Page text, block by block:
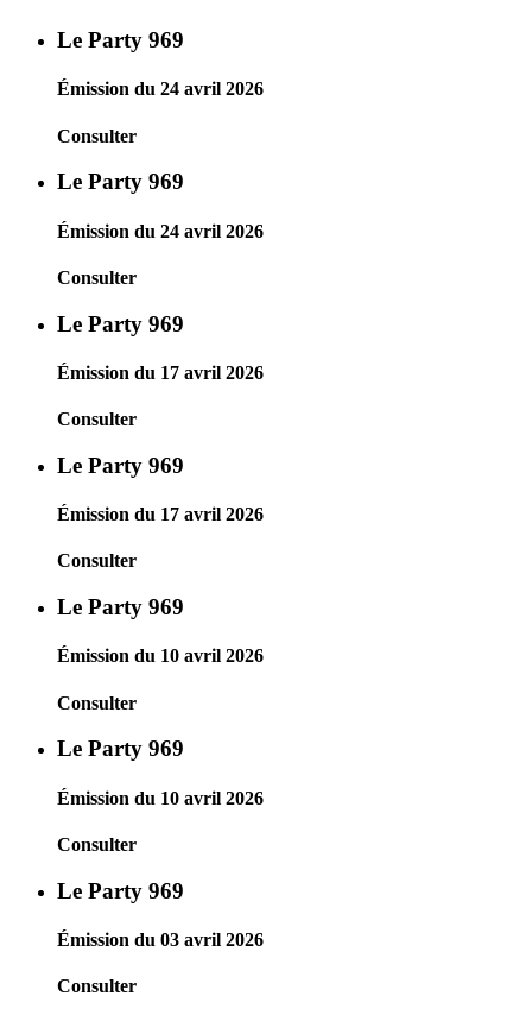
Le Party 969
Émission du 24 avril 2026
Consulter
Le Party 969
Émission du 24 avril 2026
Consulter
Le Party 969
Émission du 17 avril 2026
Consulter
Le Party 969
Émission du 17 avril 2026
Consulter
Le Party 969
Émission du 10 avril 2026
Consulter
Le Party 969
Émission du 10 avril 2026
Consulter
Le Party 969
Émission du 03 avril 2026
Consulter